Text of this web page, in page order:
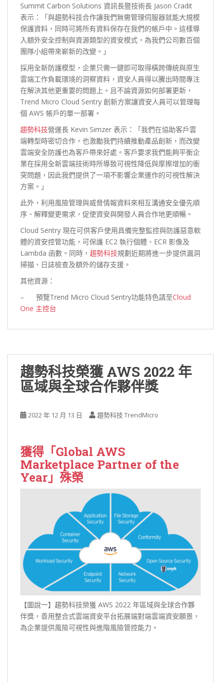
Summit Carbon Solutions 資訊長暨技術長 Jason Cradit
表示：「與趨勢科技合作讓我們無需管理伺服器就能大規模
保護資料，同時可將所有資料保存在我們的帳戶中。這樣導
入額外安全控制與資源類型的資安模式，為我們公司數百個
團隊小組帶來嶄新的改變。」
採用全新防護模型，企業只需一鍵即可取得橫跨傳統與原生
雲端工作負載環境的洞察資料，資安人員得以騰出時間專注
在解決其他更重要的問題上。且不論資源如何部署更新，
Trend Micro Cloud Sentry 創新方案讓資安人員可以管理每
個 AWS 帳戶的單一部署。
趨勢科技營運長 Kevin Simzer 表示：「我們在協助客戶雲
端轉型時密切合作，也激勵我們持續推動產品創新，而改變
雲端安全防護也為客戶帶來好處。客戶要求我們能夠平衡企
業在採用全新雲端技術時所導致可視性降低與摩擦增加的衝
突問題，因此我們提供了一項不影響企業運作的可視性解決
方案。」
此外，利用風險管理與威脅情報資料來相互溝通安全優先順
序、解釋變更需求，促使資安與開發人員合作地更順暢。
Cloud Sentry 現在可供客戶使用具備完整監控與防護惡意軟
體的資安控管功能，可保護 EC2 執行個體、ECR 影像及
Lambda 函數。同時， 趨勢科技規劃近期將進一步提供漏洞
掃描、日誌檢查及額外的儲存支援。
其他資源：
– 預覽Trend Micro Cloud Sentry功能特色請至Cloud
One 主控台
趨勢科技榮獲 AWS 2022 年
區域與全球合作夥伴獎
2022 年 12 月 13 日 趨勢科技 TrendMicro
獲得「Global AWS
Marketplace Partner of the
Year」殊榮
【圖說一】趨勢科技榮獲 AWS 2022 年區域與全球合作夥
伴獎，善用整合式雲端資安平台拓展端對端雲端資安願景，
為企業提供風險可視性與進階風險管控能力。